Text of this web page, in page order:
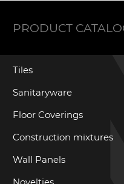
PRODUCT
Tiles
Sanitaryware
Floor Coverings
Construction mixtures
Wall Panels